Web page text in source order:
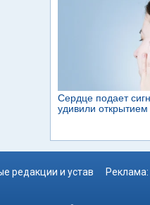
редакции и устав Реклама: